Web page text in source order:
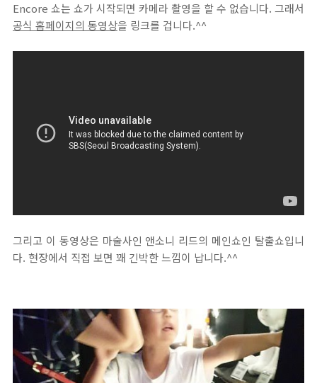
Encore 쇼는 쇼가 시작되면 카메라 촬영을 할 수 없습니다. 그래서
공식 홈페이지의 동영상을 링크를 겁니다.^^
그리고 이 동영상은 마술사인 앤소니 리드의 메인쇼인 탈출쇼입니
다. 현장에서 직접 보면 꽤 긴박한 느낌이 납니다.^^